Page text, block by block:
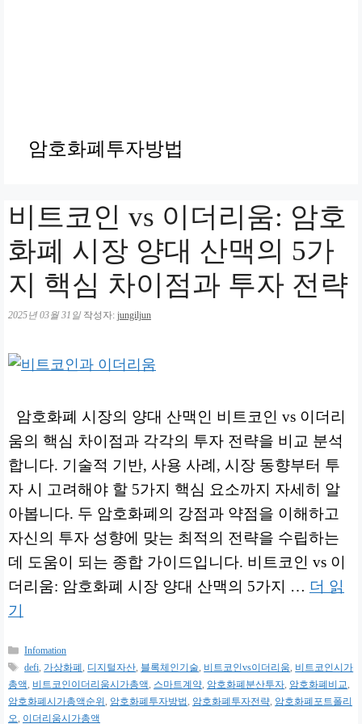
암호화폐투자방법
비트코인 vs 이더리움: 암호
화폐 시장 양대 산맥의 5가
지 핵심 차이점과 투자 전략
2025년 03월 31일 작성자: jungiljun
암호화폐 시장의 양대 산맥인 비트코인 vs 이더리
움의 핵심 차이점과 각각의 투자 전략을 비교 분석
합니다. 기술적 기반, 사용 사례, 시장 동향부터 투
자 시 고려해야 할 5가지 핵심 요소까지 자세히 알
아봅니다. 두 암호화폐의 강점과 약점을 이해하고
자신의 투자 성향에 맞는 최적의 전략을 수립하는
데 도움이 되는 종합 가이드입니다. 비트코인 vs 이
더리움: 암호화폐 시장 양대 산맥의 5가지 … 더 읽
기
카
테
고
리
Infomation
태
그
defi, 가상화폐, 디지털자산, 블록체인기술, 비트코인vs이더리움, 비트코인시가
총액, 비트코인이더리움시가총액, 스마트계약, 암호화폐분산투자, 암호화폐비교,
암호화폐시가총액순위 , 암호화폐투자방법, 암호화폐투자전략, 암호화폐포트폴리
오, 이더리움시가총액